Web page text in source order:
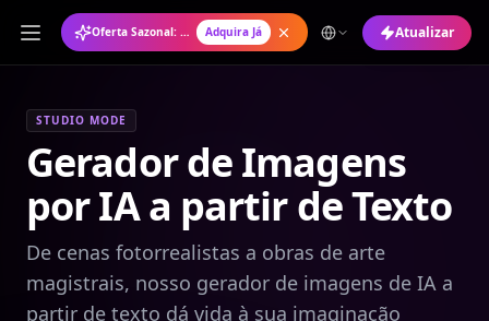
Oferta Sazonal: Plano Anual com 50% de Desconto Adquira Já Atualizar
STUDIO MODE
Gerador de Imagens
por IA a partir de Texto
De cenas fotorrealistas a obras de arte
magistrais, nosso gerador de imagens de IA a
partir de texto dá vida à sua imaginação